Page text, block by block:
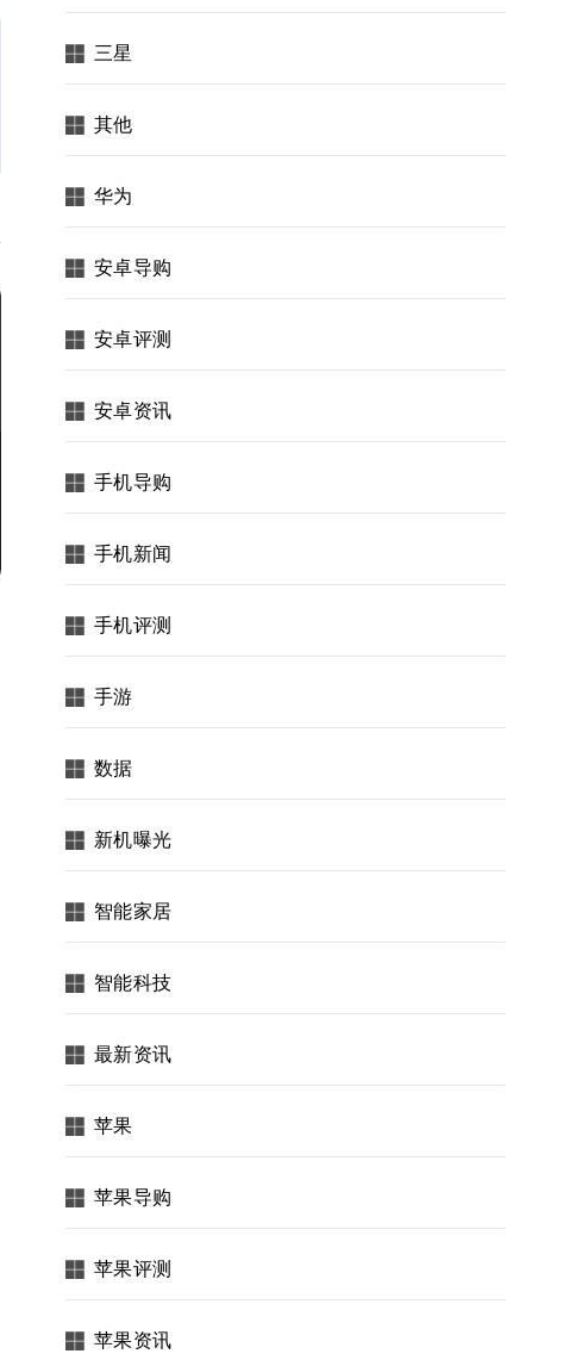
三星
其他
华为
安卓导购
安卓评测
安卓资讯
手机导购
手机新闻
手机评测
手游
数据
新机曝光
智能家居
智能科技
最新资讯
苹果
苹果导购
苹果评测
苹果资讯